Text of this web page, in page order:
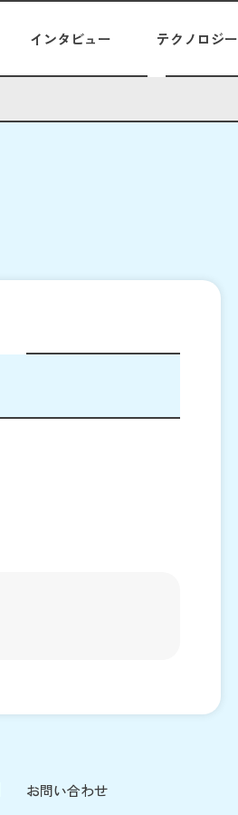
インタビュー テクノロジー
お問い合わせ